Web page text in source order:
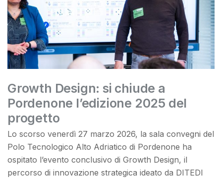
Growth Design: si chiude a
Pordenone l’edizione 2025 del
progetto
Lo scorso venerdì 27 marzo 2026, la sala convegni del
Polo Tecnologico Alto Adriatico di Pordenone ha
ospitato l’evento conclusivo di Growth Design, il
percorso di innovazione strategica ideato da DITEDI